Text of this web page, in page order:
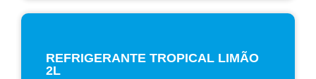
REFRIGERANTE TROPICAL LIMÃO
2L